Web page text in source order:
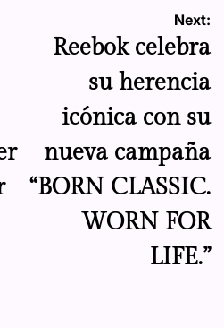
Next:
Reebok celebra
su herencia
icónica con su
nueva campaña
“BORN CLASSIC.
WORN FOR
LIFE.”